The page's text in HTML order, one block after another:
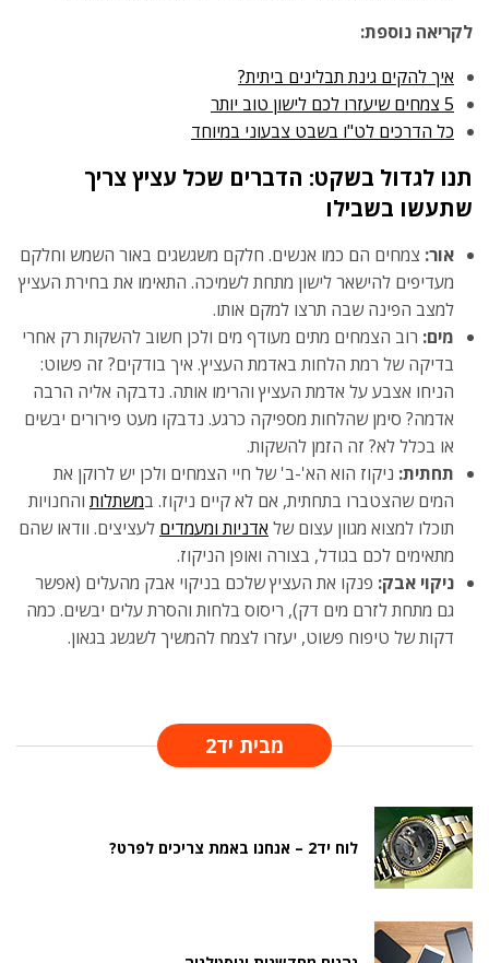
לקריאה נוספת:
איך להקים גינת תבלינים ביתית?
5 צמחים שיעזרו לכם לישון טוב יותר
כל הדרכים לט"ו בשבט צבעוני במיוחד
תנו לגדול בשקט: הדברים שכל עציץ צריך
שתעשו בשבילו
אור: צמחים הם כמו אנשים. חלקם משגשגים באור השמש וחלקם
מעדיפים להישאר לישון מתחת לשמיכה. התאימו את בחירת העציץ
למצב הפינה שבה תרצו למקם אותו.
מים: רוב הצמחים מתים מעודף מים ולכן חשוב להשקות רק אחרי
בדיקה של רמת הלחות באדמת העציץ. איך בודקים? זה פשוט:
הניחו אצבע על אדמת העציץ והרימו אותה. נדבקה אליה הרבה
אדמה? סימן שהלחות מספיקה כרגע. נדבקו מעט פירורים יבשים
או בכלל לא? זה הזמן להשקות.
תחתית: ניקוז הוא הא'-ב' של חיי הצמחים ולכן יש לרוקן את
המים שהצטברו בתחתית, אם לא קיים ניקוז. במשתלות והחנויות
תוכלו למצוא מגוון עצום של אדניות ומעמדים לעציצים. וודאו שהם
מתאימים לכם בגודל, בצורה ואופן הניקוז.
ניקוי אבק: פנקו את העציץ שלכם בניקוי אבק מהעלים (אפשר
גם מתחת לזרם מים דק), ריסוס בלחות והסרת עלים יבשים. כמה
דקות של טיפוח פשוט, יעזרו לצמח להמשיך לשגשג בגאון.
מבית יד2
לוח יד2 – אנחנו באמת צריכים לפרט?